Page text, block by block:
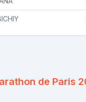
de Paris